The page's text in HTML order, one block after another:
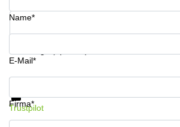
Büro
Nürnberg
Meetingraum
Köln
57 Koln
Ludwig-
Straße 18
Name*
E-Mail*
Firma*
Infos & Preise jetzt erhalten
Trustpilot